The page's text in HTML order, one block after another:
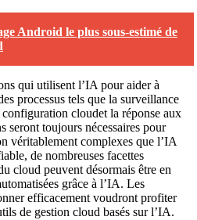
Android le plus sous-estimé de
qui utilisent l’IA pour aider à
processus tels que la surveillance
configuration cloudet la réponse aux
seront toujours nécessaires pour
véritablement complexes que l’IA
de nombreuses facettes
cloud peuvent désormais être en
grâce à l’IA. Les
efficacement voudront profiter
de gestion cloud basés sur l’IA.